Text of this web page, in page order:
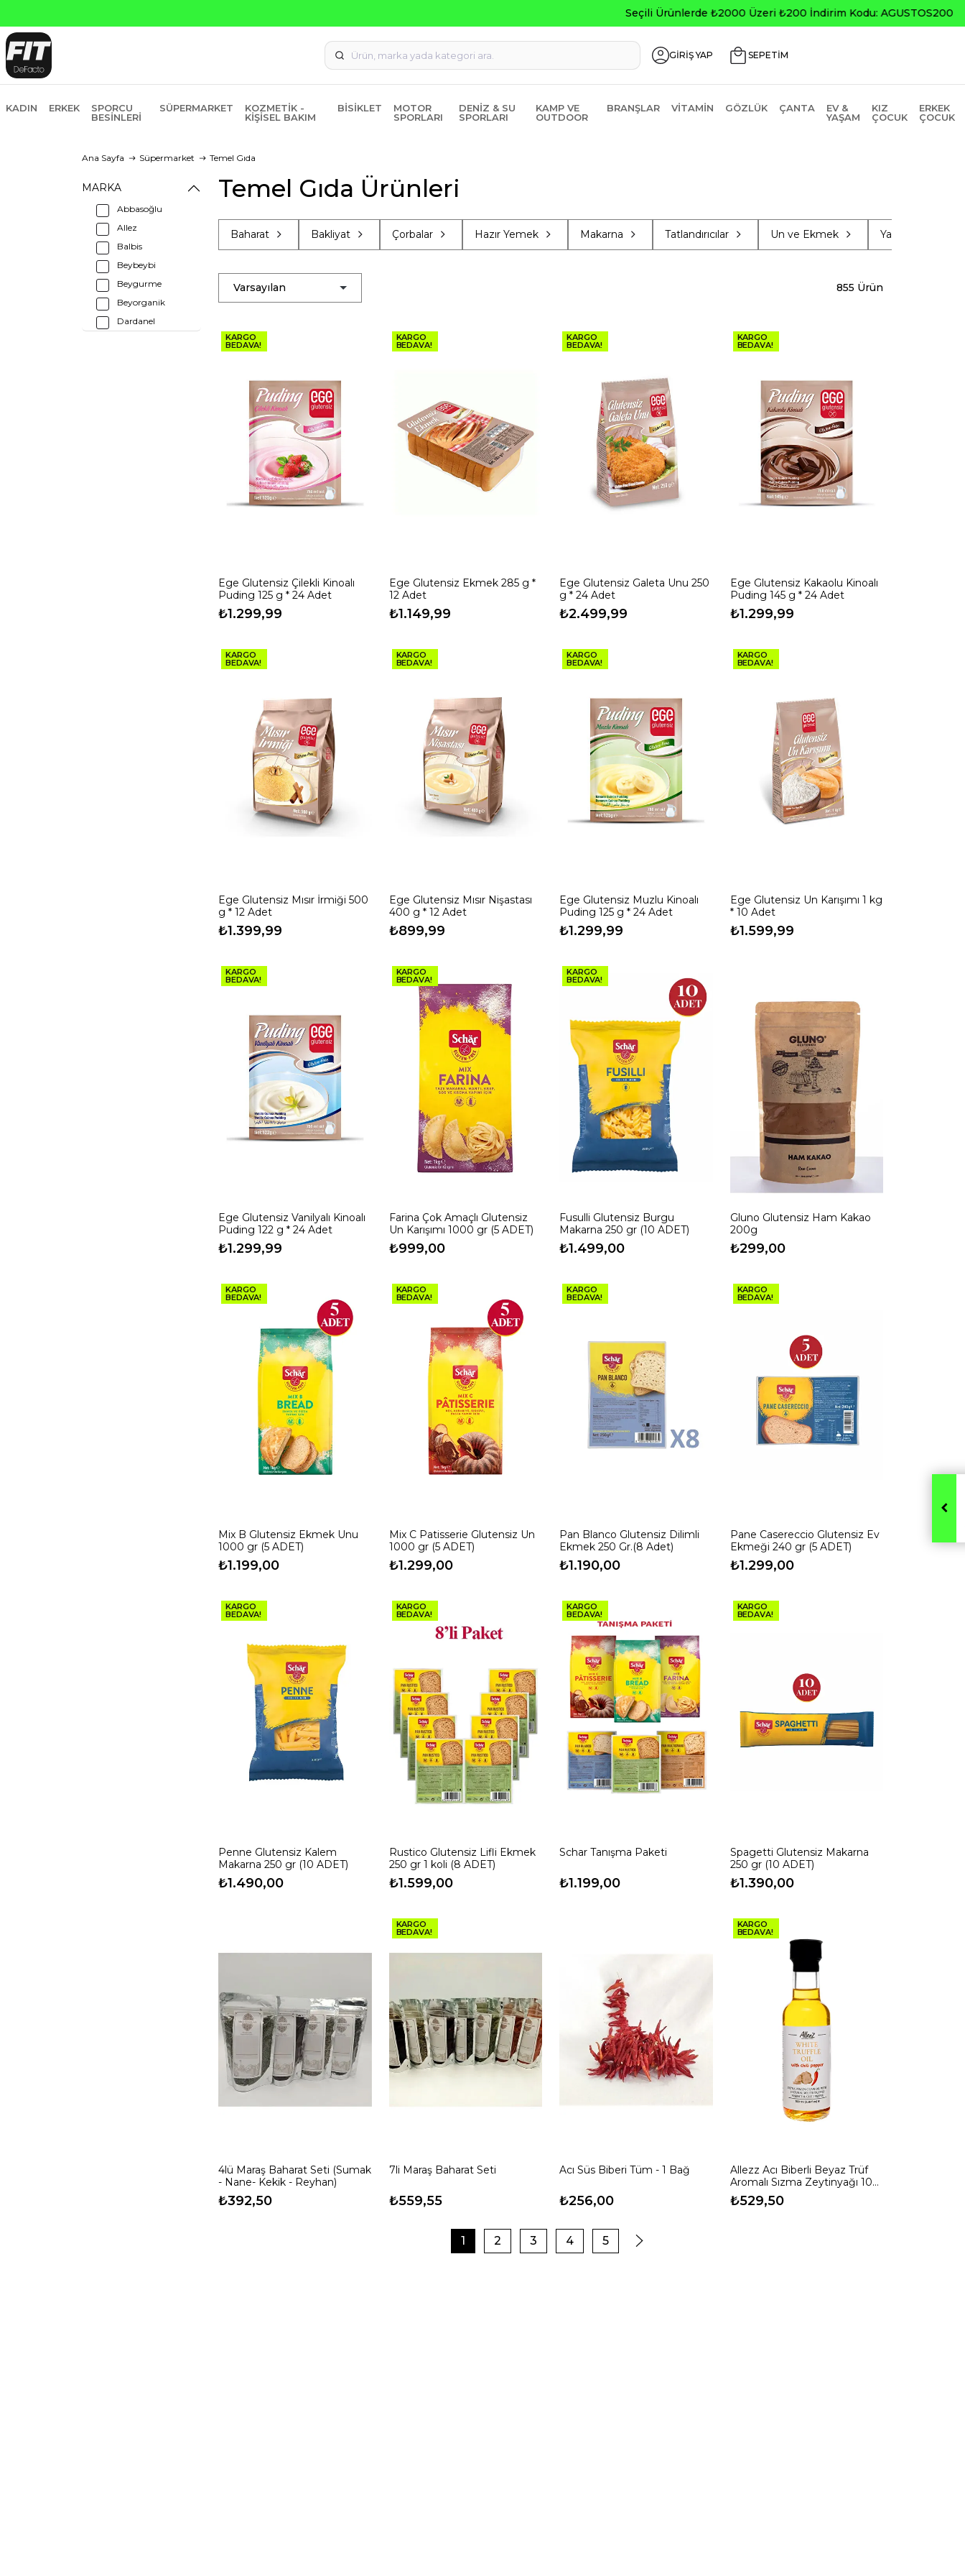
Seçili Ürünlerde ₺2000 Üzeri ₺200 İndirim Kodu: AGUSTOS200
GİRİŞ YAP SEPETİM
KADIN ERKEK
SPORCU
BESINLERI
SÜPERMARKET
KOZMETIK -
KIŞISEL BAKIM
BISIKLET
MOTOR
SPORLARI
DENIZ & SU
SPORLARI
KAMP VE
OUTDOOR
BRANŞLAR VITAMIN GÖZLÜK ÇANTA
EV &
YAŞAM
KIZ
ÇOCUK
ERKEK
ÇOCUK
Ana Sayfa Süpermarket Temel Gıda
MARKA
Abbasoğlu
Allez
Balbis
Beybeybi
Beygurme
Beyorganik
Dardanel
Temel Gıda Ürünleri
Baharat Bakliyat Çorbalar Hazır Yemek Makarna Tatlandırıcılar Un ve Ekmek Yağ & Sos &
Varsayılan 855 Ürün
KARGO
BEDAVA!
Ege Glutensiz Çilekli Kinoalı
Puding 125 g * 24 Adet
₺1.299,99
KARGO
BEDAVA!
Ege Glutensiz Ekmek 285 g *
12 Adet
₺1.149,99
KARGO
BEDAVA!
Ege Glutensiz Galeta Unu 250
g * 24 Adet
₺2.499,99
KARGO
BEDAVA!
Ege Glutensiz Kakaolu Kinoalı
Puding 145 g * 24 Adet
₺1.299,99
KARGO
BEDAVA!
Ege Glutensiz Mısır İrmiği 500
g * 12 Adet
₺1.399,99
KARGO
BEDAVA!
Ege Glutensiz Mısır Nişastası
400 g * 12 Adet
₺899,99
KARGO
BEDAVA!
Ege Glutensiz Muzlu Kinoalı
Puding 125 g * 24 Adet
₺1.299,99
KARGO
BEDAVA!
Ege Glutensiz Un Karışımı 1 kg
* 10 Adet
₺1.599,99
KARGO
BEDAVA!
Ege Glutensiz Vanilyalı Kinoalı
Puding 122 g * 24 Adet
₺1.299,99
KARGO
BEDAVA!
Farina Çok Amaçlı Glutensiz
Un Karışımı 1000 gr (5 ADET)
₺999,00
KARGO
BEDAVA!
Fusulli Glutensiz Burgu
Makarna 250 gr (10 ADET)
₺1.499,00
Gluno Glutensiz Ham Kakao
200g
₺299,00
KARGO
BEDAVA!
Mix B Glutensiz Ekmek Unu
1000 gr (5 ADET)
₺1.199,00
KARGO
BEDAVA!
Mix C Patisserie Glutensiz Un
1000 gr (5 ADET)
₺1.299,00
KARGO
BEDAVA!
Pan Blanco Glutensiz Dilimli
Ekmek 250 Gr.(8 Adet)
₺1.190,00
KARGO
BEDAVA!
Pane Casereccio Glutensiz Ev
Ekmeği 240 gr (5 ADET)
₺1.299,00
KARGO
BEDAVA!
Penne Glutensiz Kalem
Makarna 250 gr (10 ADET)
₺1.490,00
KARGO
BEDAVA!
Rustico Glutensiz Lifli Ekmek
250 gr 1 koli (8 ADET)
₺1.599,00
KARGO
BEDAVA!
Schar Tanışma Paketi
₺1.199,00
KARGO
BEDAVA!
Spagetti Glutensiz Makarna
250 gr (10 ADET)
₺1.390,00
4lü Maraş Baharat Seti (Sumak
- Nane- Kekik - Reyhan)
₺392,50
KARGO
BEDAVA!
7li Maraş Baharat Seti
₺559,55
Acı Süs Biberi Tüm - 1 Bağ
₺256,00
KARGO
BEDAVA!
Allezz Acı Biberli Beyaz Trüf
Aromalı Sızma Zeytinyağı 100
ml
₺529,50
1 2 3 4 5